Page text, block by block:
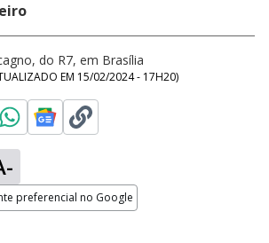
do R7, em Brasília
EM 15/02/2024 - 17H20)
preferencial no Google